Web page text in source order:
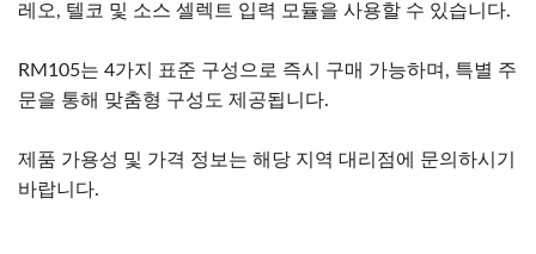
레오, 텔코 및 소스 셀렉트 입력 모듈을 사용할 수 있습니다.
RM105는 4가지 표준 구성으로 즉시 구매 가능하며, 특별 주
문을 통해 맞춤형 구성도 제공됩니다.
제품 가용성 및 가격 정보는 해당 지역 대리점에 문의하시기
바랍니다.